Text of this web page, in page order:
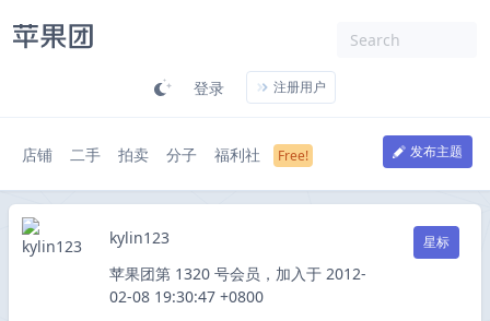
登录 注册用户
店铺 二手 拍卖 分子 福利社 发布主题
kylin123
苹果团第 1320 号会员，加入于 2012-
02-08 19:30:47 +0800
星标